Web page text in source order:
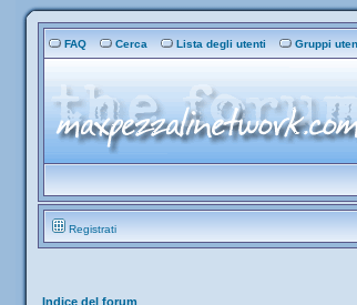
FAQ Cerca Lista degli utenti Gruppi
Registrati
Indice del forum